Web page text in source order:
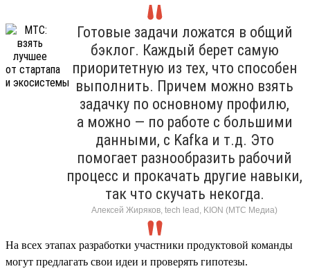
Готовые задачи ложатся в общий
бэклог. Каждый берет самую
приоритетную из тех, что способен
выполнить. Причем можно взять
задачку по основному профилю,
а можно — по работе с большими
данными, с Kafka и т.д. Это
помогает разнообразить рабочий
процесс и прокачать другие навыки,
так что скучать некогда.
Алексей Жиряков, tech lead, KION (МТС Медиа)
На всех этапах разработки участники продуктовой команды
могут предлагать свои идеи и проверять гипотезы.